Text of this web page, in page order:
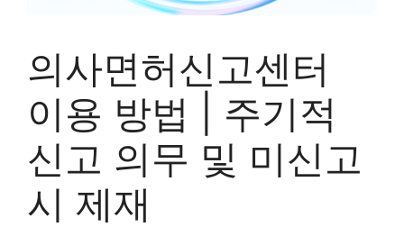
의사면허신고센터
이용 방법 | 주기적
신고 의무 및 미신고
시 제재